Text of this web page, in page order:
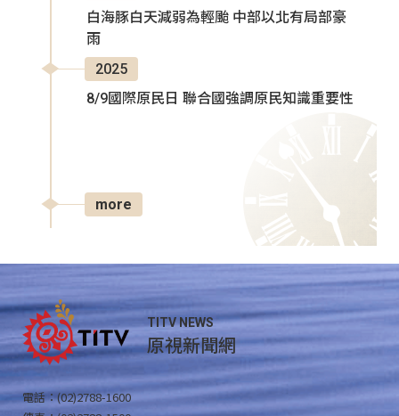
白海豚白天減弱為輕颱 中部以北有局部豪
雨
2025
8/9國際原民日 聯合國強調原民知識重要性
more
TITV NEWS
原視新聞網
電話：(02)2788-1600